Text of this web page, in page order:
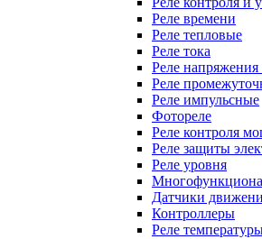
Реле времени
Реле тепловые
Реле тока
Реле напряжения
Реле
Реле импульсные
Фотореле
Реле контроля
Реле защиты
Реле уровня
Датчики
Контроллеры
Реле